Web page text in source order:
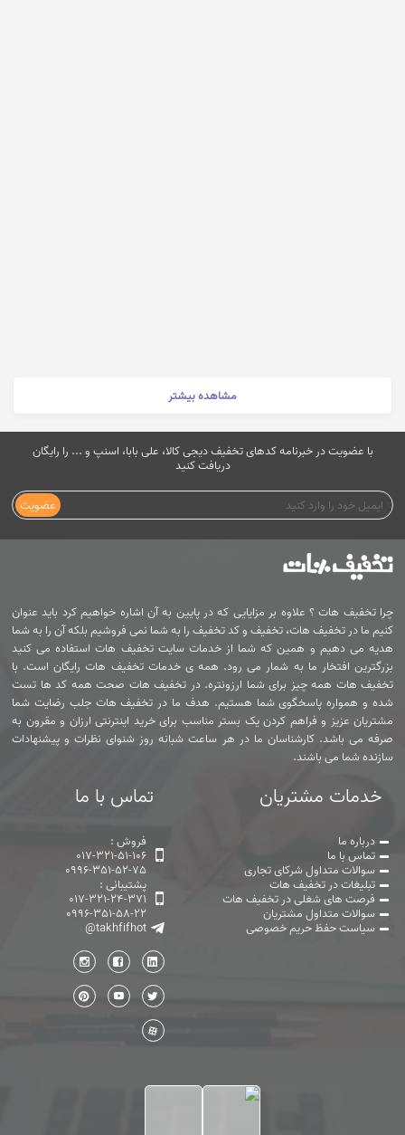
مشاهده بیشتر
با عضویت در خبرنامه کدهای تخفیف دیجی کالا، علی بابا، اسنپ و ... را رایگان
دریافت کنید
عضویت
چرا تخفیف هات ؟ علاوه بر مزایایی که در پایین به آن اشاره خواهیم کرد باید عنوان
کنیم ما در تخفیف هات، تخفیف و کد تخفیف را به شما نمی فروشیم بلکه آن را به شما
هدیه می دهیم و همین که شما از خدمات سایت تخفیف هات استفاده می کنید
بزرگترین افتخار ما به شمار می رود. همه ی خدمات تخفیف هات رایگان است. با
تخفیف هات همه چیز برای شما ارزونتره. در تخفیف هات صحت همه کد ها تست
شده و همواره پاسخگوی شما هستیم. هدف ما در تخفیف هات جلب رضایت شما
مشتریان عزیز و فراهم کردن یک بستر مناسب برای خرید اینترنتی ارزان و مقرون به
صرفه می باشد. کارشناسان ما در هر ساعت شبانه روز شنوای نظرات و پیشنهادات
سازنده شما می باشند.
خدمات مشتریان
درباره ما
تماس با ما
سوالات متداول شرکای تجاری
تبلیغات در تخفیف هات
فرصت های شغلی در تخفیف هات
سوالات متداول مشتریان
سیاست حفظ حریم خصوصی
تماس با ما
فروش :
017-321-51-106
0996-351-52-75
پشتیبانی :
017-321-24-371
0996-351-58-22
@takhfifhot